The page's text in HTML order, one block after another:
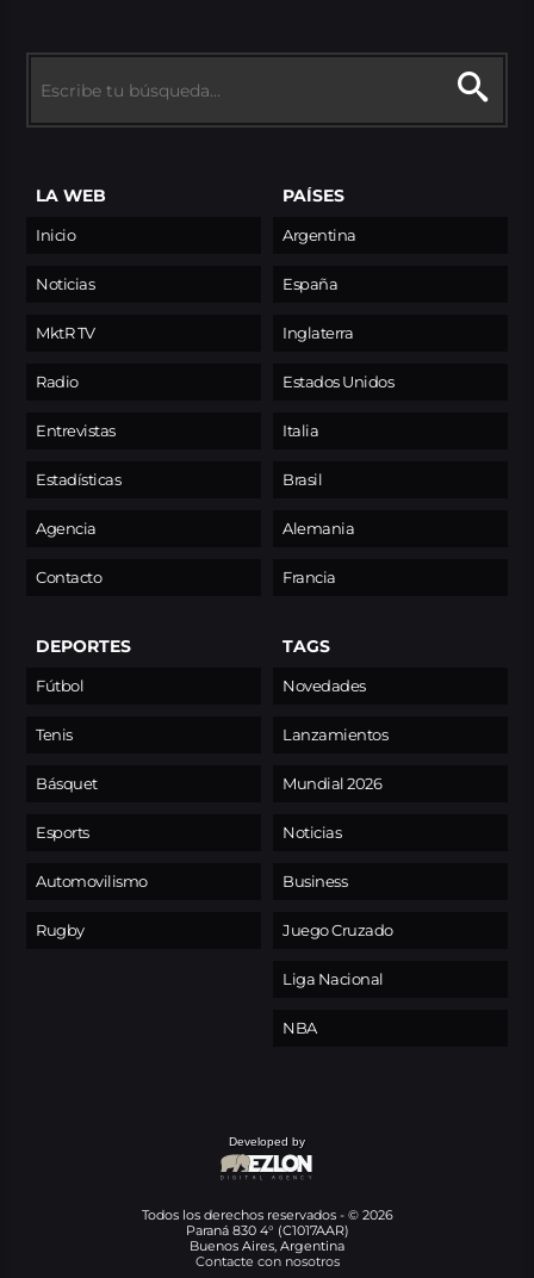
LA WEB
Inicio
Noticias
MktR TV
Radio
Entrevistas
Estadísticas
Agencia
Contacto
PAÍSES
Argentina
España
Inglaterra
Estados Unidos
Italia
Brasil
Alemania
Francia
DEPORTES
Fútbol
Tenis
Básquet
Esports
Automovilismo
Rugby
TAGS
Novedades
Lanzamientos
Mundial 2026
Noticias
Business
Juego Cruzado
Liga Nacional
NBA
Developed by
Todos los derechos reservados - © 2026
Paraná 830 4° (C1017AAR)
Buenos Aires, Argentina
Contacte con nosotros